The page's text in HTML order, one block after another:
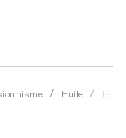
Huile Jean